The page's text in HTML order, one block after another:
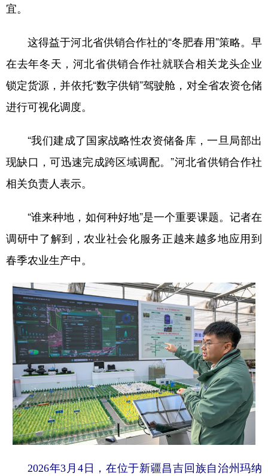
宜。
这得益于河北省供销合作社的“冬肥春用”策略。早
在去年冬天，河北省供销合作社就联合相关龙头企业
锁定货源，并依托“数字供销”驾驶舱，对全省农资仓储
进行可视化调度。
“我们建成了国家战略性农资储备库，一旦局部出
现缺口，可迅速完成跨区域调配。”河北省供销合作社
相关负责人表示。
“谁来种地，如何种好地”是一个重要课题。记者在
调研中了解到，农业社会化服务正越来越多地应用到
春季农业生产中。
2026年3月4日，在位于新疆昌吉回族自治州玛纳